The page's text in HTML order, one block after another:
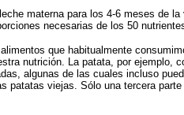
materna para los 4-6 meses de
necesarias de los 50
que habitualmente
nutrición. La patata, por ejemplo,
algunas de las cuales incluso
patatas viejas. Sólo una tercera